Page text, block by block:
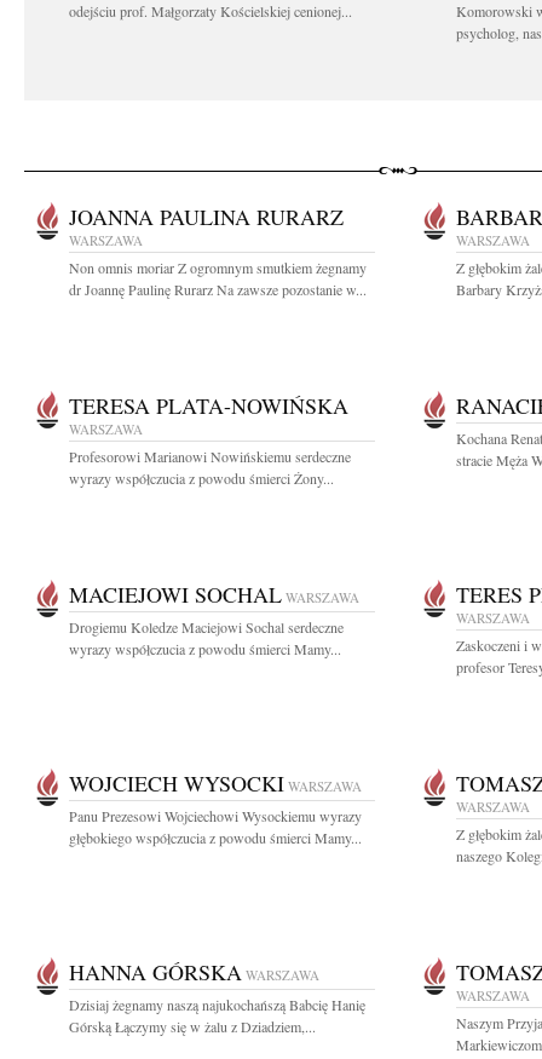
odejściu prof. Małgorzaty Kościelskiej cenionej...
Komorowski
psycholog,
JOANNA PAULINA RURARZ
WARSZAWA
Non omnis moriar Z ogromnym smutkiem żegnamy
dr Joannę Paulinę Rurarz Na zawsze pozostanie w...
WARSZAWA
Z głębokim
Barbary
TERESA PLATA-NOWIŃSKA
WARSZAWA
Profesorowi Marianowi Nowińskiemu serdeczne
wyrazy współczucia z powodu śmierci Żony...
Kochana
stracie Męża
MACIEJOWI SOCHAL WARSZAWA
Drogiemu Koledze Maciejowi Sochal serdeczne
wyrazy współczucia z powodu śmierci Mamy...
TERES
WARSZAWA
Zaskoczeni i
profesor
WOJCIECH WYSOCKI WARSZAWA
Panu Prezesowi Wojciechowi Wysockiemu wyrazy
głębokiego współczucia z powodu śmierci Mamy...
WARSZAWA
Z głębokim
naszego
HANNA GÓRSKA WARSZAWA
Dzisiaj żegnamy naszą najukochańszą Babcię Hanię
Górską Łączymy się w żalu z Dziadziem,...
WARSZAWA
Naszym